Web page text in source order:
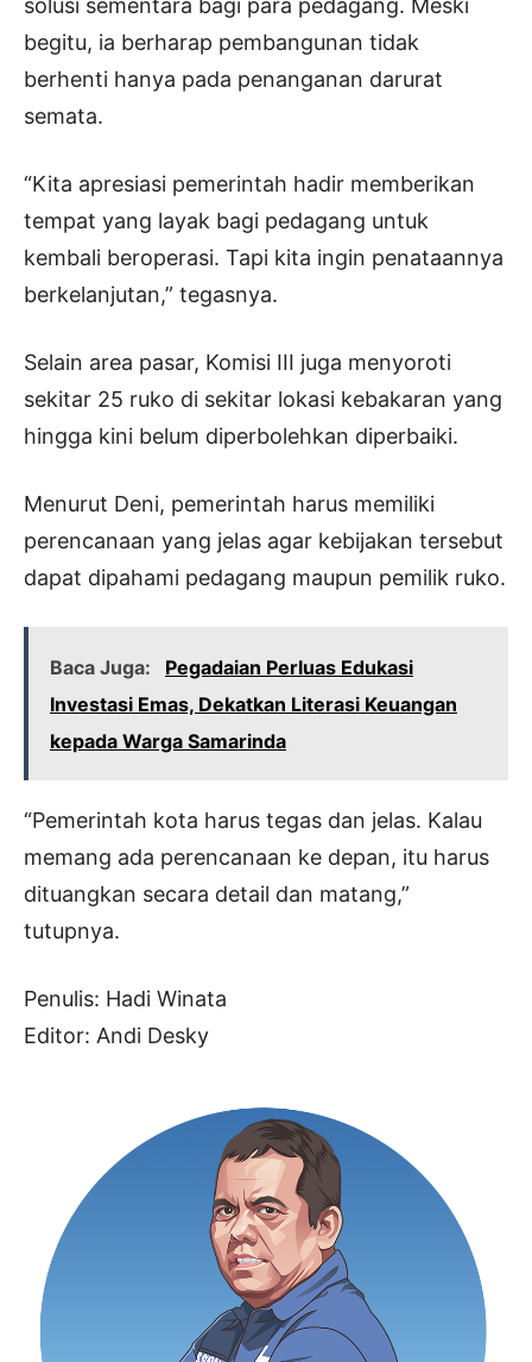
solusi sementara bagi para pedagang. Meski
begitu, ia berharap pembangunan tidak
berhenti hanya pada penanganan darurat
semata.
“Kita apresiasi pemerintah hadir memberikan
tempat yang layak bagi pedagang untuk
kembali beroperasi. Tapi kita ingin penataannya
berkelanjutan,” tegasnya.
Selain area pasar, Komisi III juga menyoroti
sekitar 25 ruko di sekitar lokasi kebakaran yang
hingga kini belum diperbolehkan diperbaiki.
Menurut Deni, pemerintah harus memiliki
perencanaan yang jelas agar kebijakan tersebut
dapat dipahami pedagang maupun pemilik ruko.
Baca Juga:
Pegadaian Perluas Edukasi
Investasi Emas, Dekatkan Literasi Keuangan
kepada Warga Samarinda
“Pemerintah kota harus tegas dan jelas. Kalau
memang ada perencanaan ke depan, itu harus
dituangkan secara detail dan matang,”
tutupnya.
Penulis: Hadi Winata
Editor: Andi Desky